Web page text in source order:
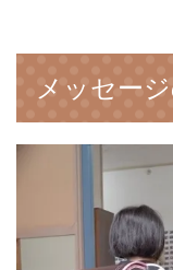
メッセー